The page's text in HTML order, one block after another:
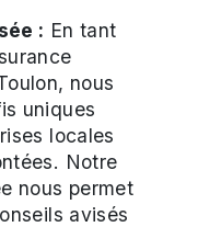
: En tant
nous
uniques
locales
Notre
nous permet
avisés